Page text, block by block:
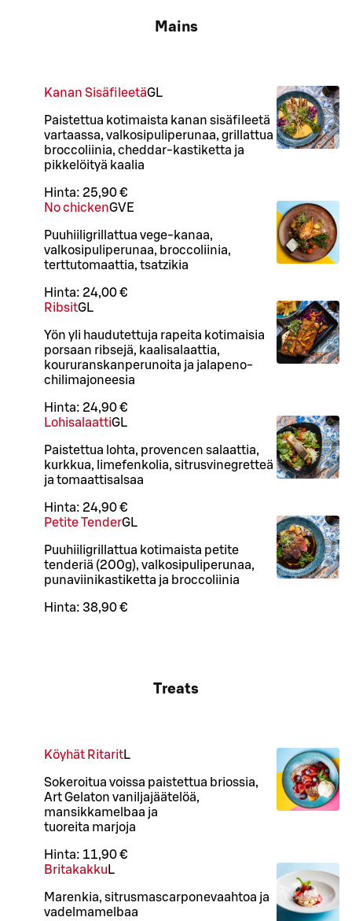
Mains
Kanan SisäfileetäGL
Paistettua kotimaista kanan sisäfileetä
vartaassa, valkosipuliperunaa, grillattua
broccoliinia, cheddar-kastiketta ja
pikkelöityä kaalia
Hinta: 25,90 €
No chickenGVE
Puuhiiligrillattua vege-kanaa,
valkosipuliperunaa, broccoliinia,
terttutomaattia, tsatzikia
Hinta: 24,00 €
RibsitGL
Yön yli haudutettuja rapeita kotimaisia
porsaan ribsejä, kaalisalaattia,
koururanskanperunoita ja jalapeno-
chilimajoneesia
Hinta: 24,90 €
LohisalaattiGL
Paistettua lohta, provencen salaattia,
kurkkua, limefenkolia, sitrusvinegretteä
ja tomaattisalsaa
Hinta: 24,90 €
Petite TenderGL
Puuhiiligrillattua kotimaista petite
tenderiä (200g), valkosipuliperunaa,
punaviinikastiketta ja broccoliinia
Hinta: 38,90 €
Treats
Köyhät RitaritL
Sokeroitua voissa paistettua briossia,
Art Gelaton vaniljajäätelöä,
mansikkamelbaa ja
tuoreita marjoja
Hinta: 11,90 €
Britakakku L
Marenkia, sitrusmascarponevaahtoa ja
vadelmamelbaa